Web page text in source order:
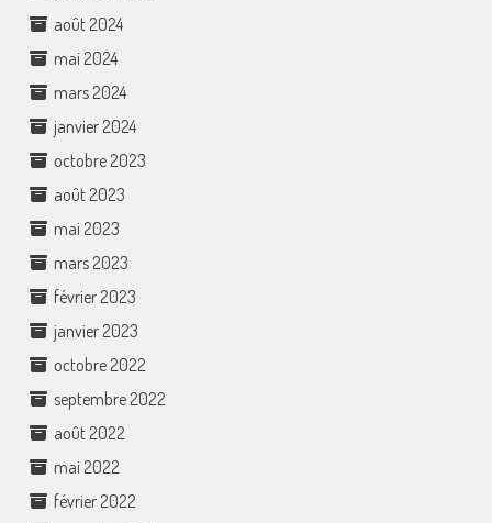
août 2024
mai 2024
mars 2024
janvier 2024
octobre 2023
août 2023
mai 2023
mars 2023
février 2023
janvier 2023
octobre 2022
septembre 2022
août 2022
mai 2022
février 2022